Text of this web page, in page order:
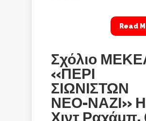
Read
Σχόλιο
«ΠΕΡΙ
ΣΙΩΝΙΣΤΩΝ
ΝΕΟ-ΝΑΖΙ» Η
Χιντ Ραχάμπ,